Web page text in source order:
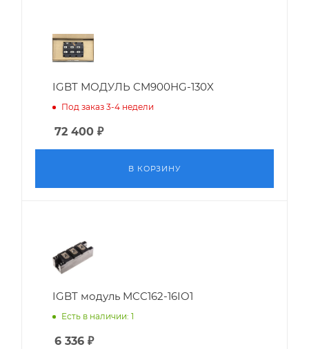
IGBT МОДУЛЬ CM900HG-130X
Под заказ 3-4 недели
72 400 ₽
В КОРЗИНУ
IGBT модуль MCC162-16IO1
Есть в наличии: 1
6 336 ₽